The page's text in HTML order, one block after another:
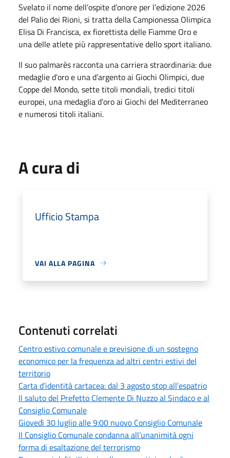
Svelato il nome dell’ospite d’onore per l’edizione 2026
del Palio dei Rioni, si tratta della Campionessa Olimpica
Elisa Di Francisca, ex fiorettista delle Fiamme Oro e
una delle atlete più rappresentative dello sport italiano.
Il suo palmarès racconta una carriera straordinaria: due
medaglie d’oro e una d’argento ai Giochi Olimpici, due
Coppe del Mondo, sette titoli mondiali, tredici titoli
europei, una medaglia d’oro ai Giochi del Mediterraneo
e numerosi titoli italiani.
A cura di
Ufficio Stampa
VAI ALLA PAGINA
Contenuti correlati
Centro estivo comunale e previsione di un sostegno
economico per la frequenza ad altri centri estivi del
territorio
Carta d’identità cartacea: dal 3 agosto stop all’espatrio
Il saluto del Prefetto Clemente Di Nuzzo al Sindaco e al
Consiglio Comunale
Giovedì 30 luglio alle 9:00 nuovo Consiglio Comunale
Il Consiglio Comunale condanna all’unanimità ogni
forma di esaltazione del terrorismo